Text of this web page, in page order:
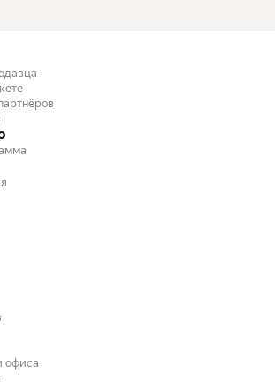
офиса